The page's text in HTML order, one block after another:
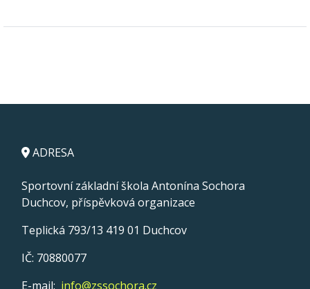
ADRESA
Sportovní základní škola Antonína Sochora
Duchcov, příspěvková organizace
Teplická 793/13 419 01 Duchcov
IČ: 70880077
E-mail: info@zssochora.cz